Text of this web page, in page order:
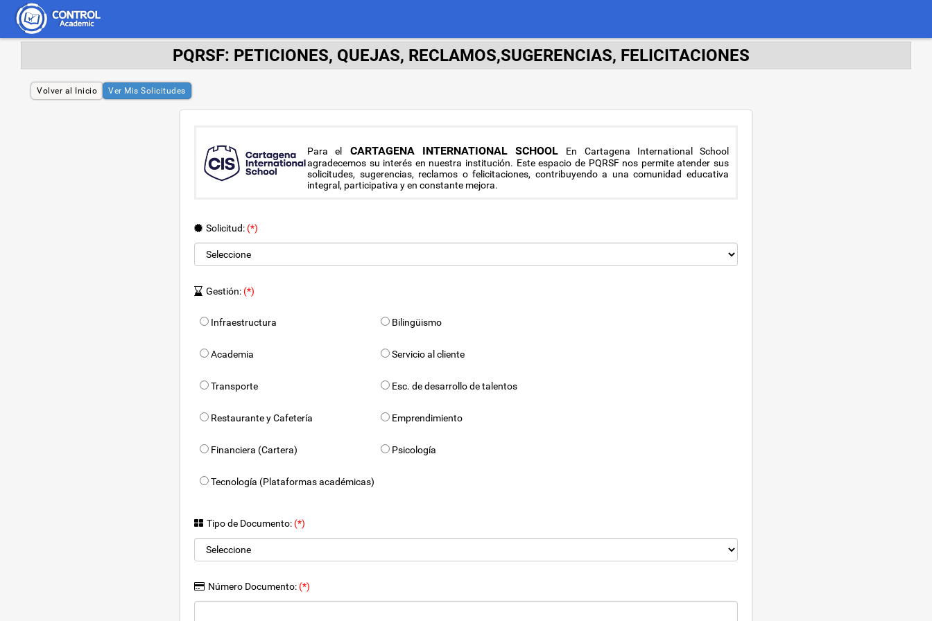
PQRSF: PETICIONES, QUEJAS, RECLAMOS,SUGERENCIAS, FELICITACIONES
Volver al Inicio Ver Mis Solicitudes
Para el CARTAGENA INTERNATIONAL SCHOOL
En Cartagena International School
agradecemos su interés en nuestra institución. Este espacio de PQRSF nos permite atender sus
solicitudes, sugerencias, reclamos o felicitaciones, contribuyendo a una comunidad educativa
integral, participativa y en constante mejora.
Solicitud: (*)
Gestión: (*)
Infraestructura Bilingüismo
Academia Servicio al cliente
Transporte Esc. de desarrollo de talentos
Restaurante y Cafetería Emprendimiento
Financiera (Cartera) Psicología
Tecnología (Plataformas académicas)
Tipo de Documento: (*)
Número Documento: (*)